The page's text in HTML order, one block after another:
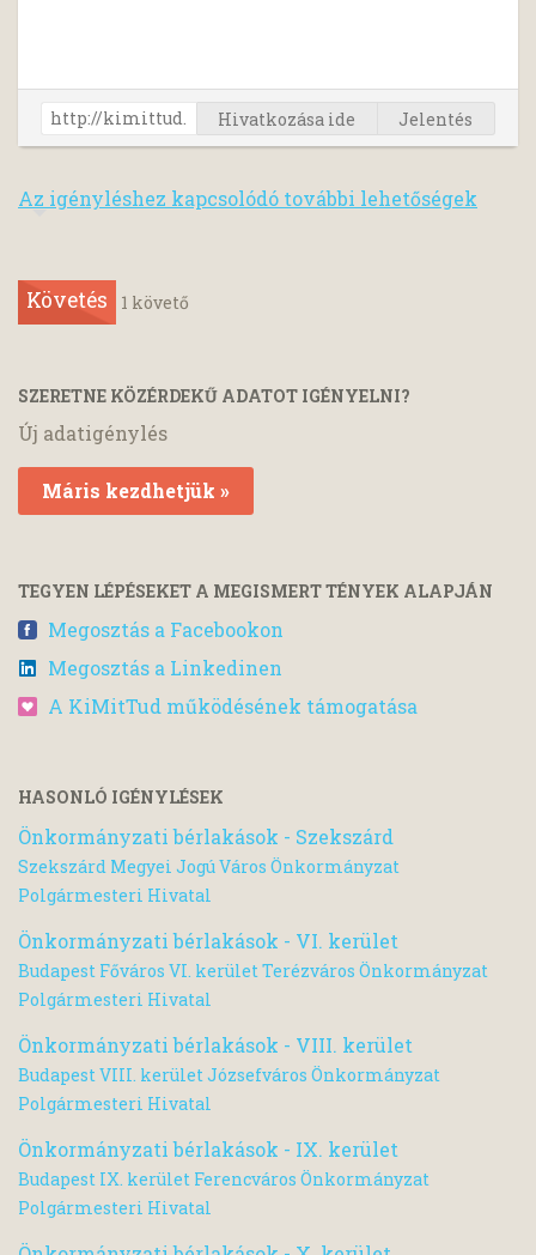
Hivatkozása ide Jelentés
Az igényléshez kapcsolódó további lehetőségek
Követés 1 követő
SZERETNE KÖZÉRDEKŰ ADATOT IGÉNYELNI?
Új adatigénylés
Máris kezdhetjük »
TEGYEN LÉPÉSEKET A MEGISMERT TÉNYEK ALAPJÁN
Megosztás a Facebookon
Megosztás a Linkedinen
A KiMitTud működésének támogatása
HASONLÓ IGÉNYLÉSEK
Önkormányzati bérlakások - Szekszárd
Szekszárd Megyei Jogú Város Önkormányzat
Polgármesteri Hivatal
Önkormányzati bérlakások - VI. kerület
Budapest Főváros VI. kerület Terézváros Önkormányzat
Polgármesteri Hivatal
Önkormányzati bérlakások - VIII. kerület
Budapest VIII. kerület Józsefváros Önkormányzat
Polgármesteri Hivatal
Önkormányzati bérlakások - IX. kerület
Budapest IX. kerület Ferencváros Önkormányzat
Polgármesteri Hivatal